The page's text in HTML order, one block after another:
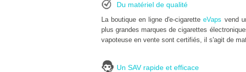
Du matériel de qualité
La boutique en ligne d'e-cigaretteeVaps vend
plus grandes marques de cigarettes
vapoteuse en vente sont certifiés, il s'agit de
Un SAV rapide et efficace